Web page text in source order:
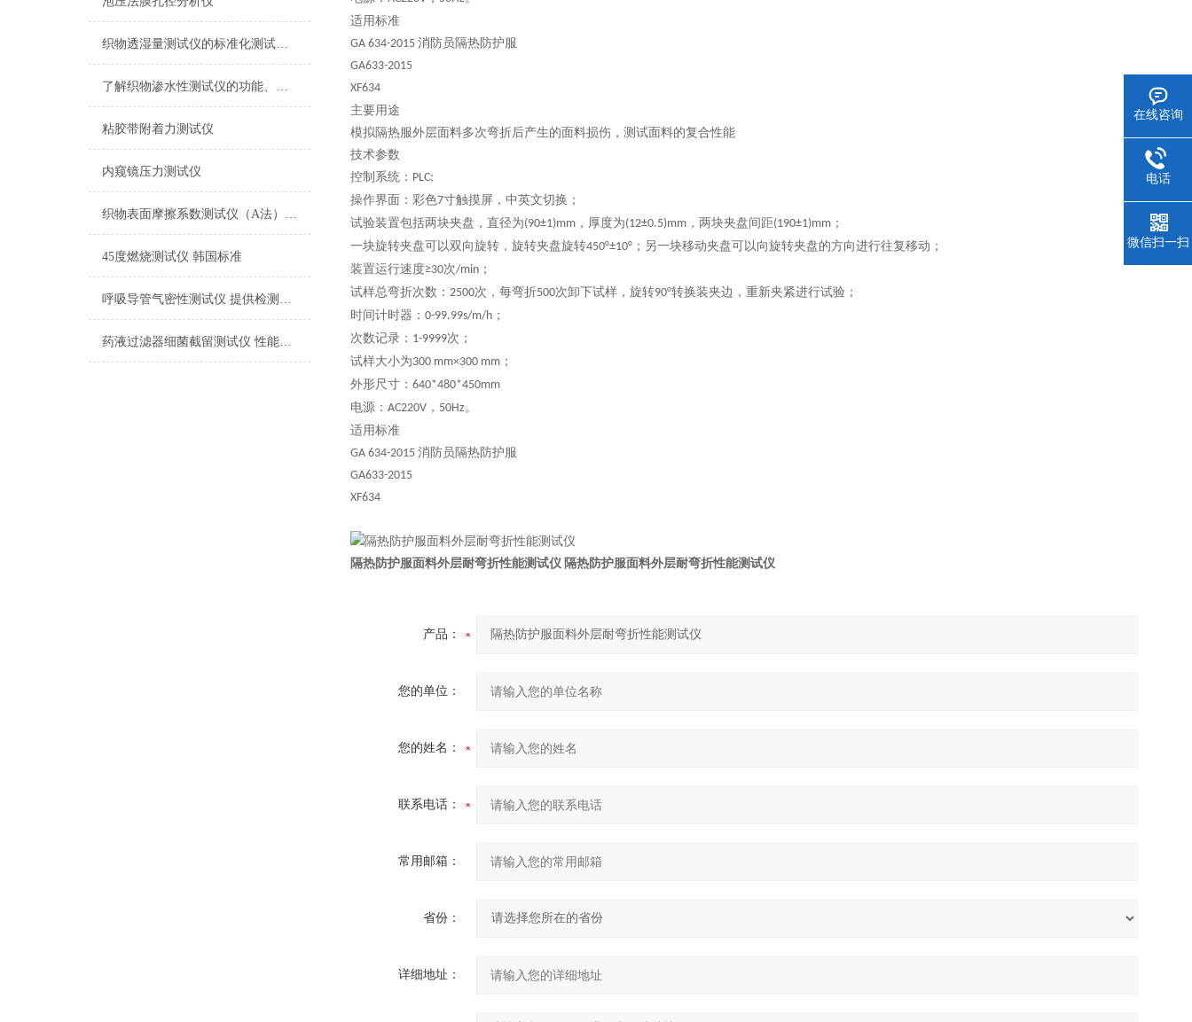
织物透湿量测试仪的标准化测试方法与流程介绍
了解织物渗水性测试仪的功能、优势与行业应用
粘胶带附着力测试仪
内窥镜压力测试仪
织物表面摩擦系数测试仪（A法） 检测准确
45度燃烧测试仪 韩国标准
呼吸导管气密性测试仪 提供检测方案
药液过滤器细菌截留测试仪 性能稳定
适用标准
GA 634-2015 消防员隔热防护服
GA633-2015
XF634
主要用途
模拟隔热服外层面料多次弯折后产生的面料损伤，测试面料的复合性能
技术参数
控制系统： PLC;
操作界面：彩色7寸触摸屏，中英文切换；
试验装置包括两块夹盘，直径为(90±1)mm ，厚度为(12±0.5)mm ，两块夹盘间距(190±1)mm ；
一块旋转夹盘可以双向旋转，旋转夹盘旋转450°±10° ；另一块移动夹盘可以向旋转夹盘的方向进行往复移动；
装置运行速度≥30次/min ；
试样总弯折次数： 2500次，每弯折500次卸下试样，旋转90°转换装夹边，重新夹紧进行试验；
时间计时器： 0-99.99s/m/h ；
次数记录： 1-9999次；
试样大小为300 mm×300 mm ；
外形尺寸： 640*480*450mm
电源： AC220V ， 50Hz。
适用标准
GA 634-2015 消防员隔热防护服
GA633-2015
XF634
隔热防护服面料外层耐弯折性能测试仪 隔热防护服面料外层耐弯折性能测试仪
产品：
您的单位：
您的姓名：
联系电话：
常用邮箱：
省份：
详细地址：
在线咨询
电话
微信扫一扫